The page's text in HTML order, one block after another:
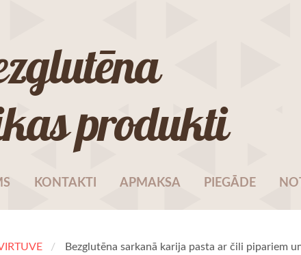
produkti
KONTAKTI APMAKSA PIEGĀDE
Bezglutēna sarkanā karija pasta ar čili pipariem